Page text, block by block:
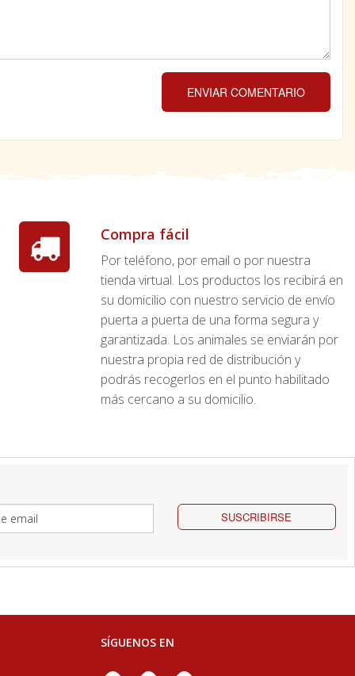
ENVIAR COMENTARIO
Compra fácil
Por teléfono, por email o por nuestra
tienda virtual. Los productos los recibirá en
su domicilio con nuestro servicio de envío
puerta a puerta de una forma segura y
garantizada. Los animales se enviarán por
nuestra propia red de distribución y
podrás recogerlos en el punto habilitado
más cercano a su domicilio.
SUSCRIBIRSE
SÍGUENOS EN